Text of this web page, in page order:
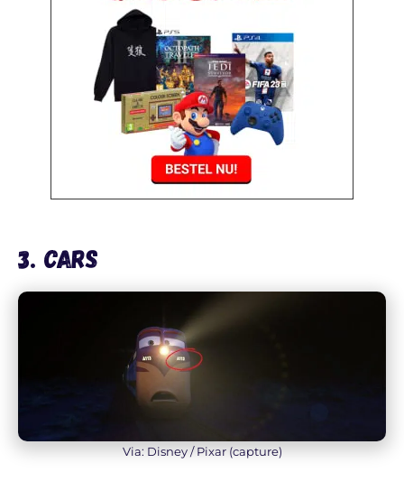
3. Cars
Via: Disney / Pixar (capture)